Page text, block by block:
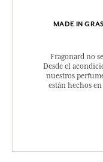
MADE IN
Fragonard no
Desde el
nuestros
están hechos